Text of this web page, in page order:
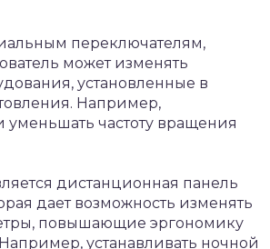
переключателям,
может изменять
установленные в
Например,
уменьшать частоту вращения
дистанционная панель
дает возможность изменять
повышающие эргономику
устанавливать ночной